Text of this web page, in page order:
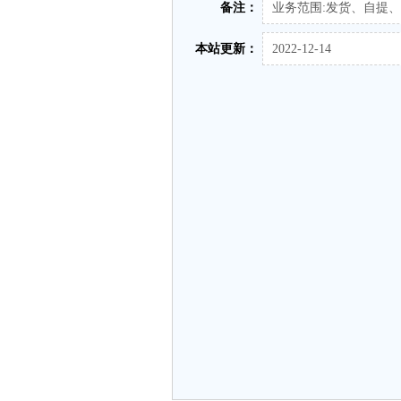
备注： 业务范围:发货、自提
本站更新： 2022-12-14